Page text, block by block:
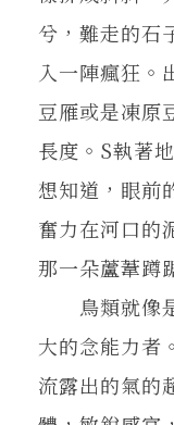
兮，難走的石
入一陣瘋狂。
豆雁或是凍原
長度。S執著
想知道，眼前
奮力在河口的
那一朵蘆葦蹲
鳥類就像是
大的念能力者
流露出的氣的